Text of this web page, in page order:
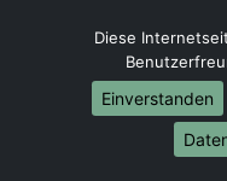
Umzüge-
Umzug von
Umzug von
Umzug von
Umzug von
Diese
Einverstanden